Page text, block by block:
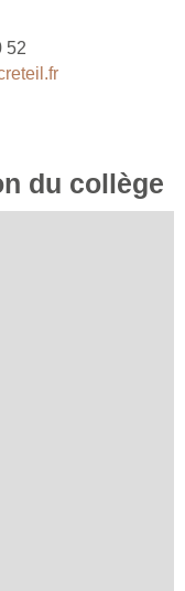
52
du collège